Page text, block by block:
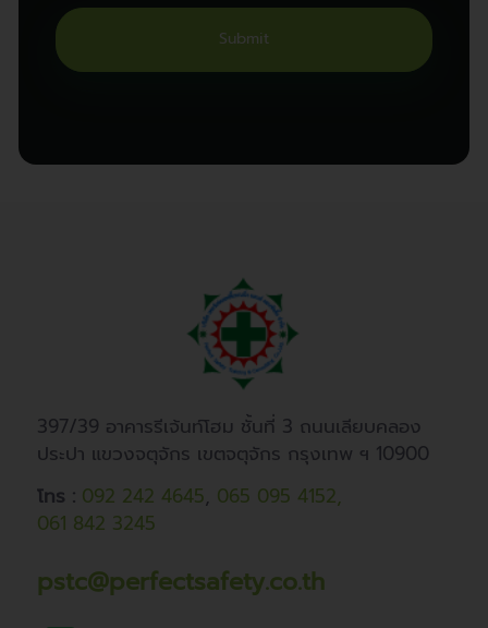
Submit
397/39 อาคารรีเจ้นท์โฮม ชั้นที่ 3 ถนนเลียบคลอง
ประปา แขวงจตุจักร เขตจตุจักร กรุงเทพ ฯ 10900
โทร : 092 242 4645, 065 095 4152,
061 842 3245
pstc@perfectsafety.co.th